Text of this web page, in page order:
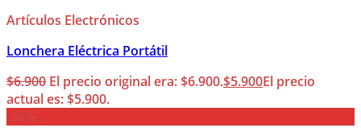
Artículos Electrónicos
Lonchera Eléctrica Portátil
$6.900 El precio original era: $6.900.$5.900El precio
actual es: $5.900.